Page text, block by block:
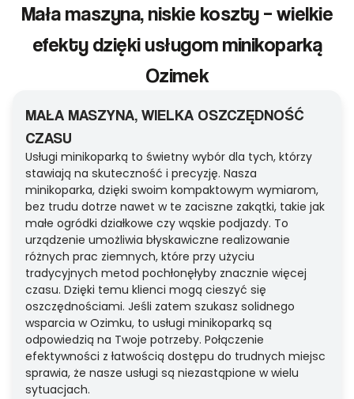
Mała maszyna, niskie koszty – wielkie
efekty dzięki usługom minikoparką
Ozimek
MAŁA MASZYNA, WIELKA OSZCZĘDNOŚĆ
CZASU
Usługi minikoparką to świetny wybór dla tych, którzy
stawiają na skuteczność i precyzję. Nasza
minikoparka, dzięki swoim kompaktowym wymiarom,
bez trudu dotrze nawet w te zaciszne zakątki, takie jak
małe ogródki działkowe czy wąskie podjazdy. To
urządzenie umożliwia błyskawiczne realizowanie
różnych prac ziemnych, które przy użyciu
tradycyjnych metod pochłonęłyby znacznie więcej
czasu. Dzięki temu klienci mogą cieszyć się
oszczędnościami. Jeśli zatem szukasz solidnego
wsparcia w Ozimku, to usługi minikoparką są
odpowiedzią na Twoje potrzeby. Połączenie
efektywności z łatwością dostępu do trudnych miejsc
sprawia, że nasze usługi są niezastąpione w wielu
sytuacjach.